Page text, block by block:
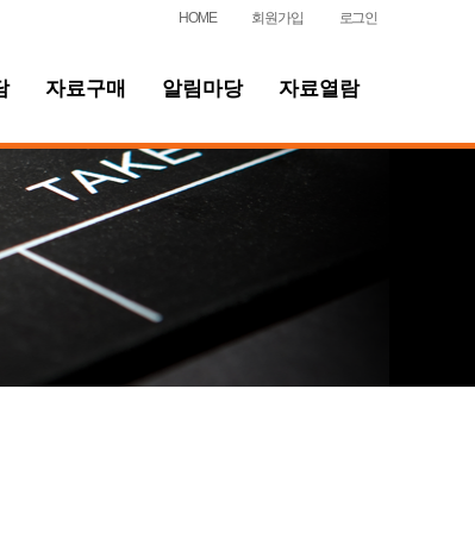
HOME 회원가입 로그인
자료구매 알림마당 자료열람